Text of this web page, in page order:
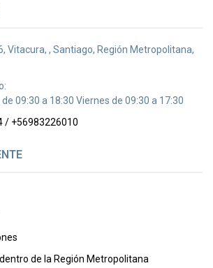
Vitacura, , Santiago, Región Metropolitana,
de 09:30 a 18:30 Viernes de 09:30 a 17:30
/ +56983226010
de la Región Metropolitana